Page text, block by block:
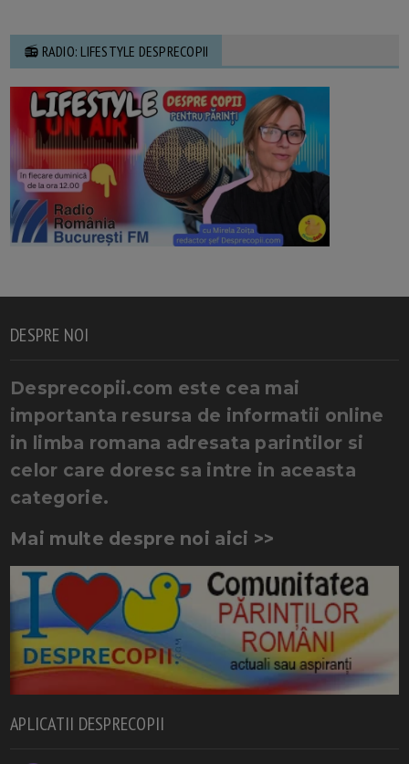
📻 RADIO: LIFESTYLE DESPRECOPII
DESPRE NOI
Desprecopii.com este cea mai
importanta resursa de informatii online
in limba romana adresata parintilor si
celor care doresc sa intre in aceasta
categorie.
Mai multe despre noi aici >>
APLICATII DESPRECOPII